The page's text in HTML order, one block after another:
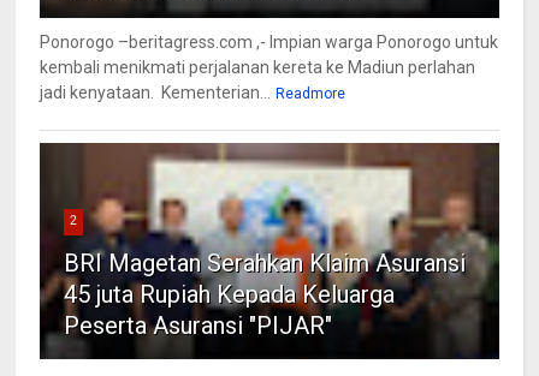
Ponorogo –beritagress.com ,- Impian warga Ponorogo untuk
kembali menikmati perjalanan kereta ke Madiun perlahan
jadi kenyataan. Kementerian...
Readmore
2
BRI Magetan Serahkan Klaim Asuransi
45 juta Rupiah Kepada Keluarga
Peserta Asuransi "PIJAR"